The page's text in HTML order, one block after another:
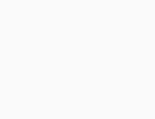
panel PC,
ve akıllı bina sistemleri
ayrıca standart